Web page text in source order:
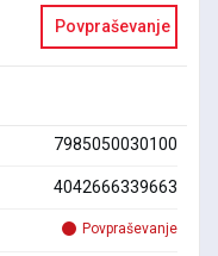
Povpraševanje
7985050030100
4042666339663
Povpraševanje